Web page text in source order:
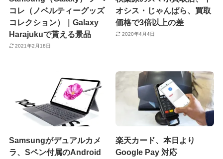
コレ（ノベルティーグッズ
コレクション）｜Galaxy
Harajukuで貰える景品
2021年2月18日
オシス・じゃんぱら、買取
価格で3倍以上の差
2020年4月4日
Samsungがデュアルカメ
ラ、Sペン付属のAndroid
楽天カード、本日より
Google Pay 対応